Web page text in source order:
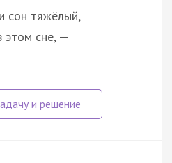
сон тяжёлый,
этом сне, —